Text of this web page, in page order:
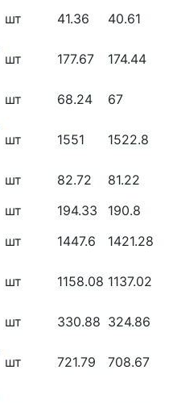
шт 41.36
40.61
шт 177.67
174.44
шт 68.24
67
шт 1551
1522.8
шт 82.72
81.22
шт 194.33
190.8
шт 1447.6
1421.28
шт 1158.08 1137.02
шт 330.88 324.86
шт 721.79
708.67